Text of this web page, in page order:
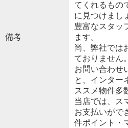
備考
てくれるもの
に見つけまし
豊富なスタッ
ます。
尚、弊社では
ておりません。
お問い合わせ
と、インター
ススメ物件多
当店では、ス
お支払いがで
件ポイント・